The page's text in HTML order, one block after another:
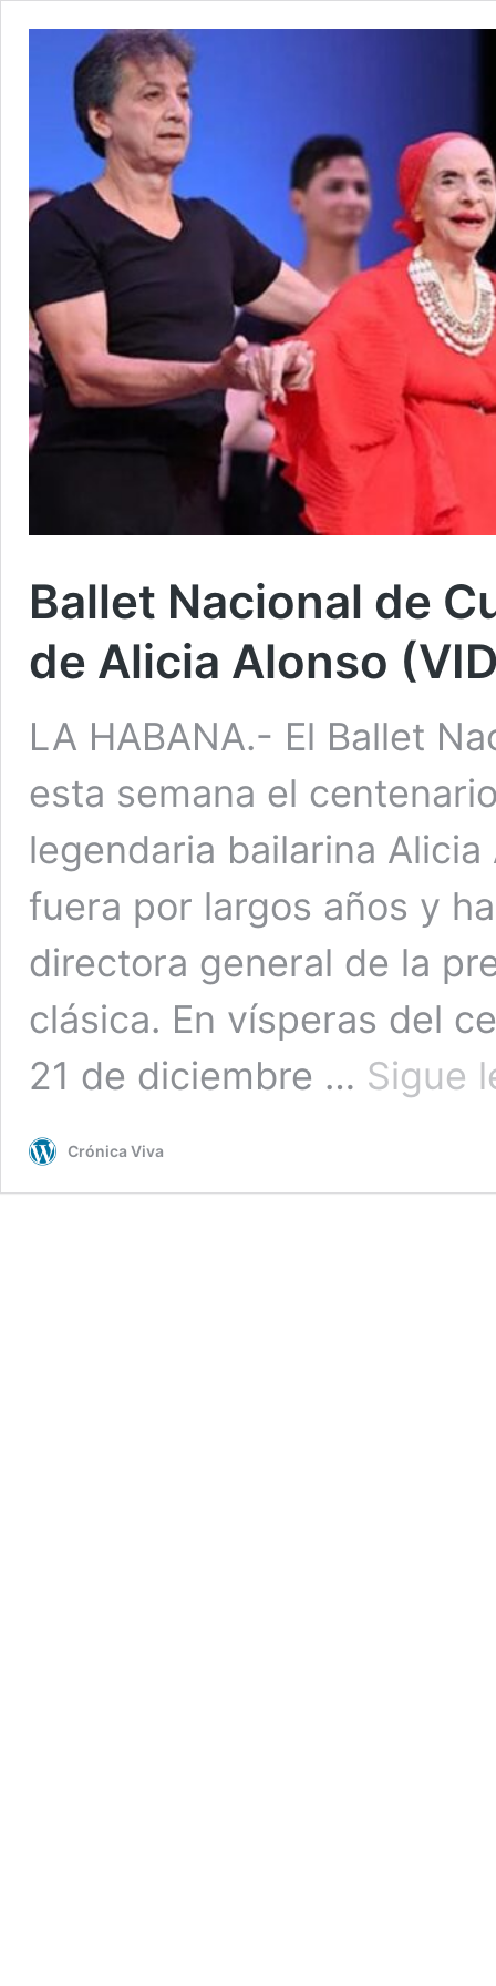
Ballet Nacional de
de Alicia Alonso
LA HABANA.- El Ballet
esta semana el
legendaria bailarina
fuera por largos años y
directora general de la
clásica. En vísperas del
21 de diciembre … Sigue
Crónica Viva